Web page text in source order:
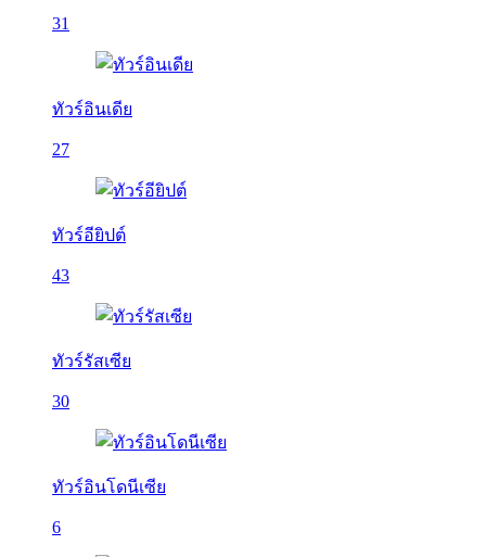
31
ทัวร์อินเดีย
27
ทัวร์อียิปต์
43
ทัวร์รัสเซีย
30
ทัวร์อินโดนีเซีย
6